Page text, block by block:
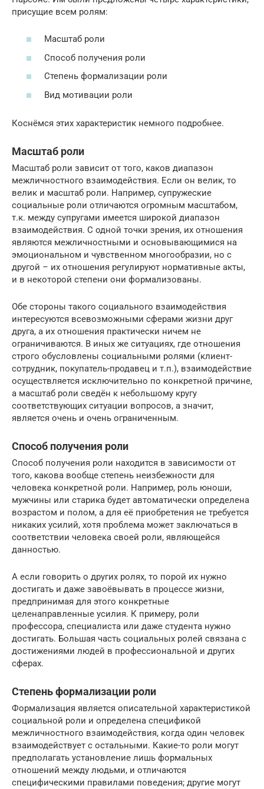
присущие всем ролям:
Масштаб роли
Способ получения роли
Степень формализации роли
Вид мотивации роли
Коснёмся этих характеристик немного подробнее.
Масштаб роли
Масштаб роли зависит от того, каков диапазон
межличностного взаимодействия. Если он велик, то
велик и масштаб роли. Например, супружеские
социальные роли отличаются огромным масштабом,
т.к. между супругами имеется широкой диапазон
взаимодействия. С одной точки зрения, их отношения
являются межличностными и основывающимися на
эмоциональном и чувственном многообразии, но с
другой – их отношения регулируют нормативные акты,
и в некоторой степени они формализованы.
Обе стороны такого социального взаимодействия
интересуются всевозможными сферами жизни друг
друга, а их отношения практически ничем не
ограничиваются. В иных же ситуациях, где отношения
строго обусловлены социальными ролями (клиент-
сотрудник, покупатель-продавец и т.п.), взаимодействие
осуществляется исключительно по конкретной причине,
а масштаб роли сведён к небольшому кругу
соответствующих ситуации вопросов, а значит,
является очень и очень ограниченным.
Способ получения роли
Способ получения роли находится в зависимости от
того, какова вообще степень неизбежности для
человека конкретной роли. Например, роль юноши,
мужчины или старика будет автоматически определена
возрастом и полом, а для её приобретения не требуется
никаких усилий, хотя проблема может заключаться в
соответствии человека своей роли, являющейся
данностью.
А если говорить о других ролях, то порой их нужно
достигать и даже завоёвывать в процессе жизни,
предпринимая для этого конкретные
целенаправленные усилия. К примеру, роли
профессора, специалиста или даже студента нужно
достигать. Большая часть социальных ролей связана с
достижениями людей в профессиональной и других
сферах.
Степень формализации роли
Формализация является описательной характеристикой
социальной роли и определена спецификой
межличностного взаимодействия, когда один человек
взаимодействует с остальными. Какие-то роли могут
предполагать установление лишь формальных
отношений между людьми, и отличаются
специфическими правилами поведения; другие могут